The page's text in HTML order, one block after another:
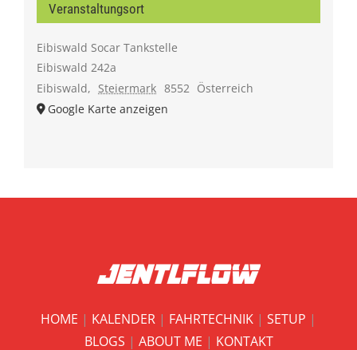
Veranstaltungsort
Eibiswald Socar Tankstelle
Eibiswald 242a
Eibiswald, Steiermark 8552 Österreich
Google Karte anzeigen
HOME | KALENDER | FAHRTECHNIK | SETUP |
BLOGS | ABOUT ME | KONTAKT